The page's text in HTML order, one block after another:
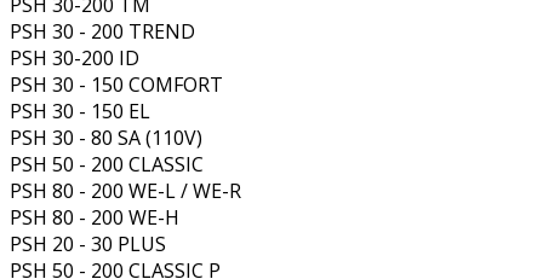
PSH 30-200 TM
PSH 30 - 200 TREND
PSH 30-200 ID
PSH 30 - 150 COMFORT
PSH 30 - 150 EL
PSH 30 - 80 SA (110V)
PSH 50 - 200 CLASSIC
PSH 80 - 200 WE-L / WE-R
PSH 80 - 200 WE-H
PSH 20 - 30 PLUS
PSH 50 - 200 CLASSIC P